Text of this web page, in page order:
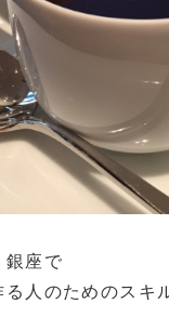
銀座で
人のためのスキ